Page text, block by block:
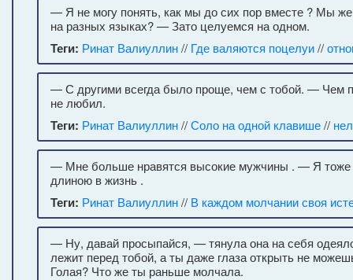
— Я не могу понять, как мы до сих пор вместе ? Мы же
на разных языках? — Зато целуемся на одном.
Теги: Ринат Валиуллин// Где валяются поцелуи//
— С другими всегда было проще, чем с тобой. — Чем
не любил.
Теги: Ринат Валиуллин//Соло на одной клавише//
— Мне больше нравятся высокие мужчины . — Я тоже
длиною в жизнь .
Теги: Ринат Валиуллин// В каждом молчании своя
— Ну, давай просыпайся, — тянула она на себя
лежит перед тобой, а ты даже глаза открыть не
Голая? Что же ты раньше молчала.